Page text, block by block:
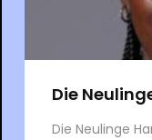
Die
Die Neulinge